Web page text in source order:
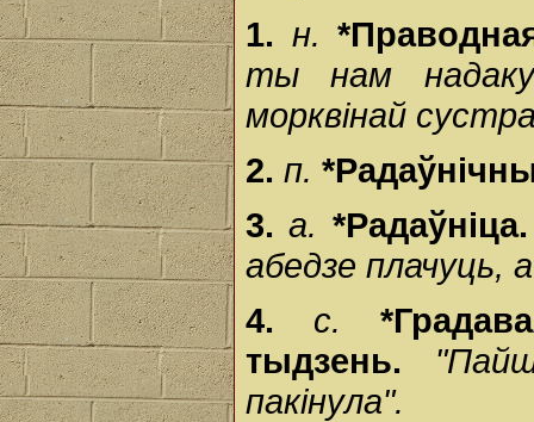
1. н.
ты нам
морквінай
2. п.
3.а.
абедзе плачуць,
4. с.
тыдзень.
пакінула".